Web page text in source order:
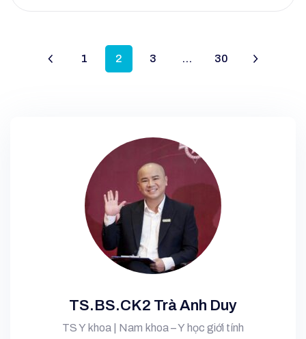
1 2 3 … 30
TS.BS.CK2 Trà Anh Duy
TS Y khoa | Nam khoa – Y học giới tính